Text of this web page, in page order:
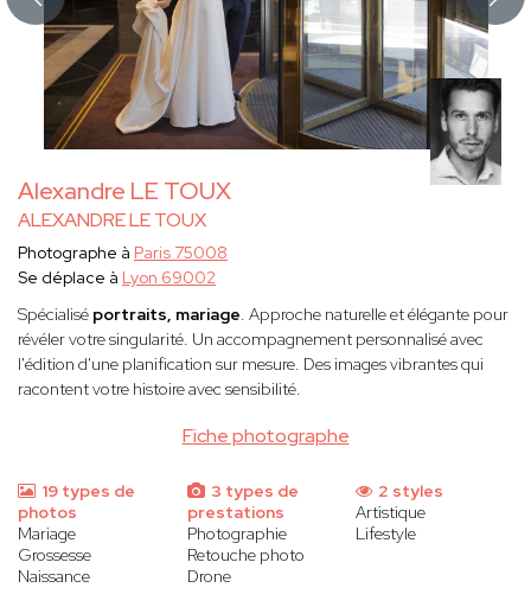
Alexandre LE TOUX
ALEXANDRE LE TOUX
Fiche photographe
Photographe à Paris 75008
Se déplace à Lyon 69002
Spécialisé portraits, mariage. Approche naturelle et élégante pour
révéler votre singularité. Un accompagnement personnalisé avec
l'édition d'une planification sur mesure. Des images vibrantes qui
racontent votre histoire avec sensibilité.
19 types de
photos
Mariage
Grossesse
Naissance
3 types de
prestations
Photographie
Retouche photo
Drone
2 styles
Artistique
Lifestyle